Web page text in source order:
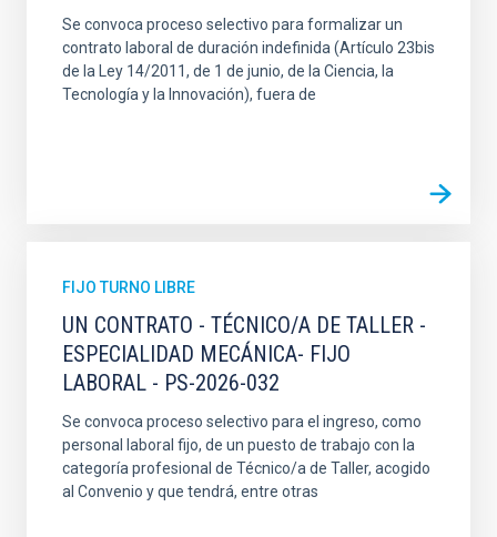
Se convoca proceso selectivo para formalizar un
contrato laboral de duración indefinida (Artículo 23bis
de la Ley 14/2011, de 1 de junio, de la Ciencia, la
Tecnología y la Innovación), fuera de
FIJO TURNO LIBRE
UN CONTRATO - TÉCNICO/A DE TALLER -
ESPECIALIDAD MECÁNICA- FIJO
LABORAL - PS-2026-032
Se convoca proceso selectivo para el ingreso, como
personal laboral fijo, de un puesto de trabajo con la
categoría profesional de Técnico/a de Taller, acogido
al Convenio y que tendrá, entre otras